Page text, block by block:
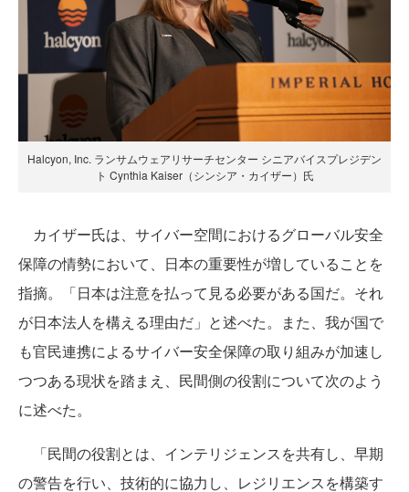
Halcyon, Inc. ランサムウェアリサーチセンター シニアバイスプレジデン
ト Cynthia Kaiser（シンシア・カイザー）氏
カイザー氏は、サイバー空間におけるグローバル安全
保障の情勢において、日本の重要性が増していることを
指摘。「日本は注意を払って見る必要がある国だ。それ
が日本法人を構える理由だ」と述べた。また、我が国で
も官民連携によるサイバー安全保障の取り組みが加速し
つつある現状を踏まえ、民間側の役割について次のよう
に述べた。
「民間の役割とは、インテリジェンスを共有し、早期
の警告を行い、技術的に協力し、レジリエンスを構築す